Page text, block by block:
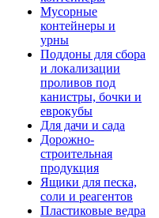
Мусорные
контейнеры и
урны
Поддоны для сбора
и локализации
проливов под
канистры, бочки и
еврокубы
Для дачи и сада
Дорожно-
строительная
продукция
Ящики для песка,
соли и реагентов
Пластиковые ведра